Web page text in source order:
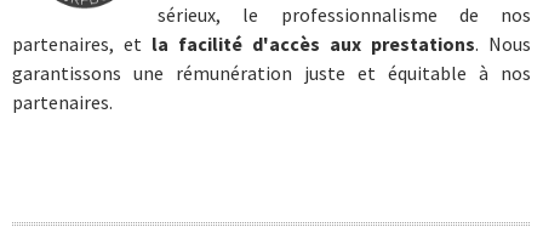
cadeau sportif
coffret surf
sérieux, le professionnalisme de nos
partenaires, et la facilité d'accès aux prestations. Nous
garantissons une rémunération juste et équitable à nos
partenaires.